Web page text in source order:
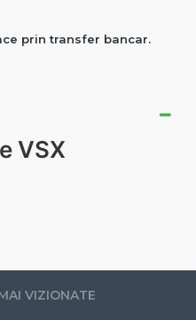
VSX
prin transfer bancar.
VIZIONATE